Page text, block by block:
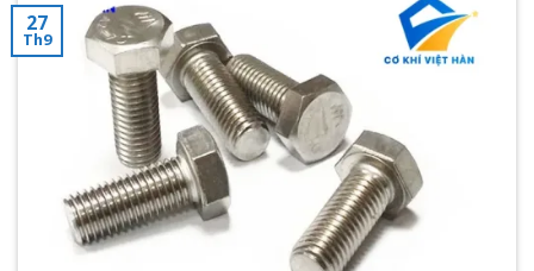
27
Th9